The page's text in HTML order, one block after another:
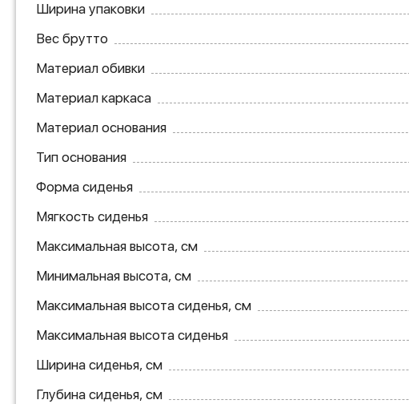
Ширина упаковки
Вес брутто
Материал обивки
Материал каркаса
Материал основания
Тип основания
Форма сиденья
Мягкость сиденья
Максимальная высота, см
Минимальная высота, см
Максимальная высота сиденья, см
Максимальная высота сиденья
Ширина сиденья, см
Глубина сиденья, см